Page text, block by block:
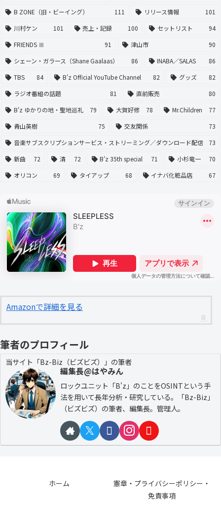
B ZONE（旧・ビーイング）
111 リリース情報
101
川村ケン
101 売上・記録 100 セットリスト
94
FRIENDS Ⅲ
91 津山市
90
シェーン・ガラース（Shane Gaalaas）
86 INABA／SALAS
86
TBS
84 B'z Official YouTube Channel 82 グッズ
82
ラジオ番組の話題
81 直前販売
80
B'z ゆかりの地・聖地巡礼
79 大賀好修 78 Mr.Children
77
青山英樹
75 交友関係
73
音楽サブスクリプションサービス・ストリーミング／ダウンロード配信
73
新曲
72 清 72 B'z 35th special 71 小杉竜一
70
オリコン
69 タイアップ 68 イナバ化粧品店 67
Amazonで詳細を見る
筆者のプロフィール
当サイト「Bz-Biz（ビズビズ）」の筆者
編集長@はやみん
ロックユニット「B'z」のことをOSINTという手
法を用いて長年分析・研究している。「Bz-Biz」
（ビズビズ）の筆者、編集長。管理人。
ホーム
憲章・プライバシーポリシー・
免責事項